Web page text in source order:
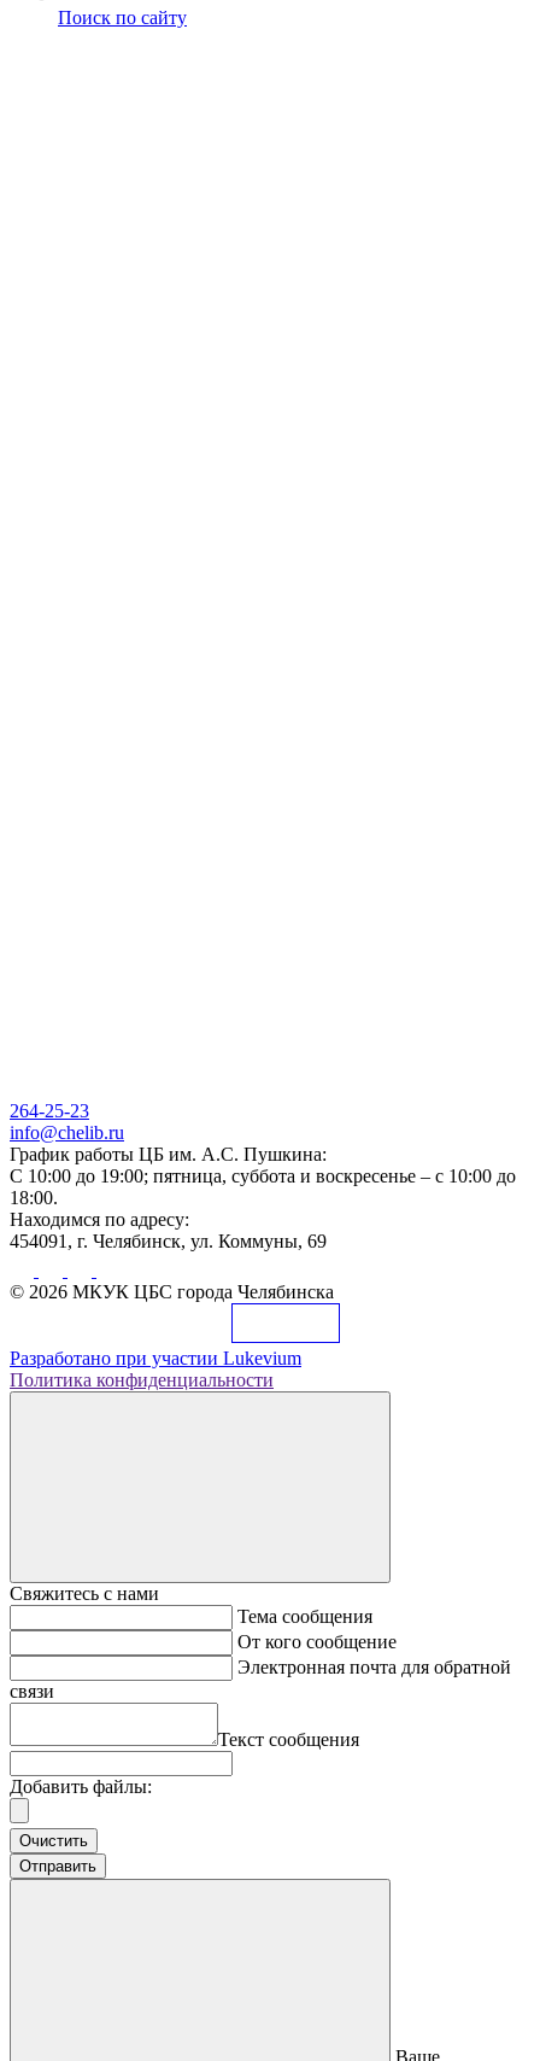
Поиск по сайту
264-25-23
info@chelib.ru
График работы ЦБ им. А.С. Пушкина:
С 10:00 до 19:00; пятница, суббота и воскресенье – с 10:00 до
18:00.
Находимся по адресу:
454091, г. Челябинск, ул. Коммуны, 69
© 2026 МКУК ЦБС города Челябинска
Разработано при участии Lukevium
Политика конфиденциальности
Свяжитесь с нами
Тема сообщения
От кого сообщение
Электронная почта для обратной
связи
Текст сообщения
Добавить файлы:
Очистить
Отправить